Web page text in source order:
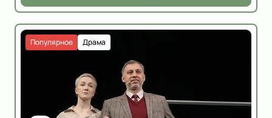
Драма
Популярное